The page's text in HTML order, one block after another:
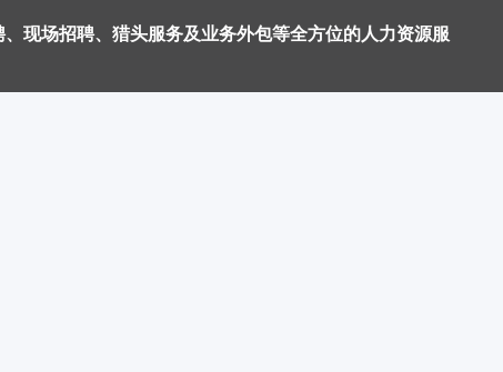
现场招聘、猎头服务及业务外包等全方位的人力资源服